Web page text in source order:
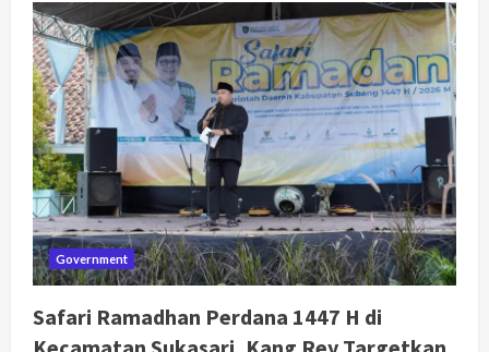
Subang
Tanda
Tangani
Kesepakatan
dan
Komitmen
dengan
Pemerintah
Provinsi
Jawa
Barat
Government
Safari Ramadhan Perdana 1447 H di